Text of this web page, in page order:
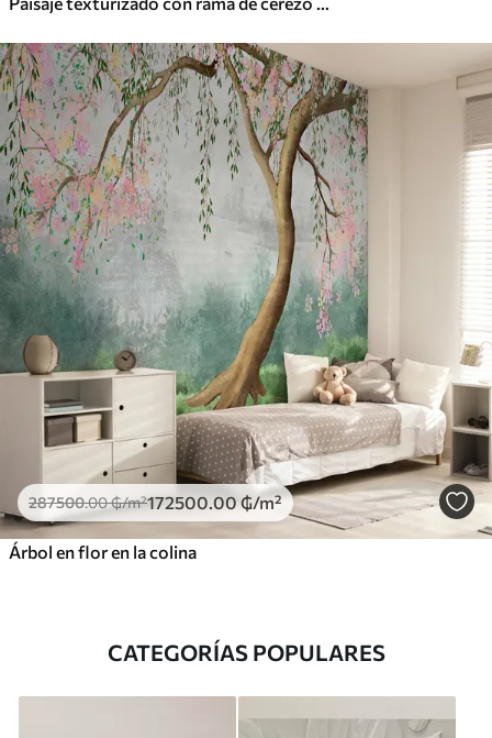
287500.00₲/m²172500 .00 ₲/m²
Árbol en flor en la colina
CATEGORÍAS POPULARES